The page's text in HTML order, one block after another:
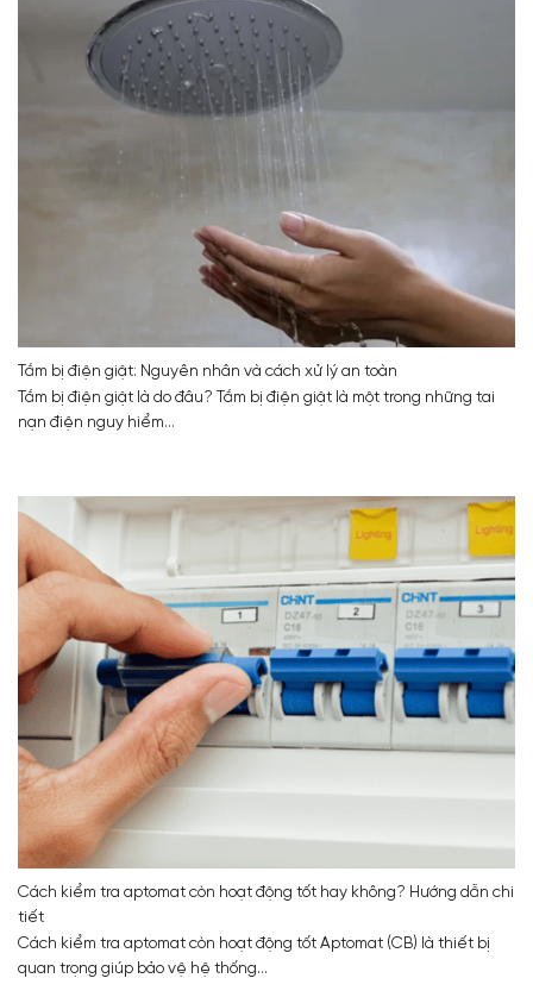
Tắm bị điện giật: Nguyên nhân và cách xử lý an toàn
Tắm bị điện giật là do đâu? Tắm bị điện giật là một trong những tai
nạn điện nguy hiểm...
Cách kiểm tra aptomat còn hoạt động tốt hay không? Hướng dẫn chi
tiết
Cách kiểm tra aptomat còn hoạt động tốt Aptomat (CB) là thiết bị
quan trọng giúp bảo vệ hệ thống...